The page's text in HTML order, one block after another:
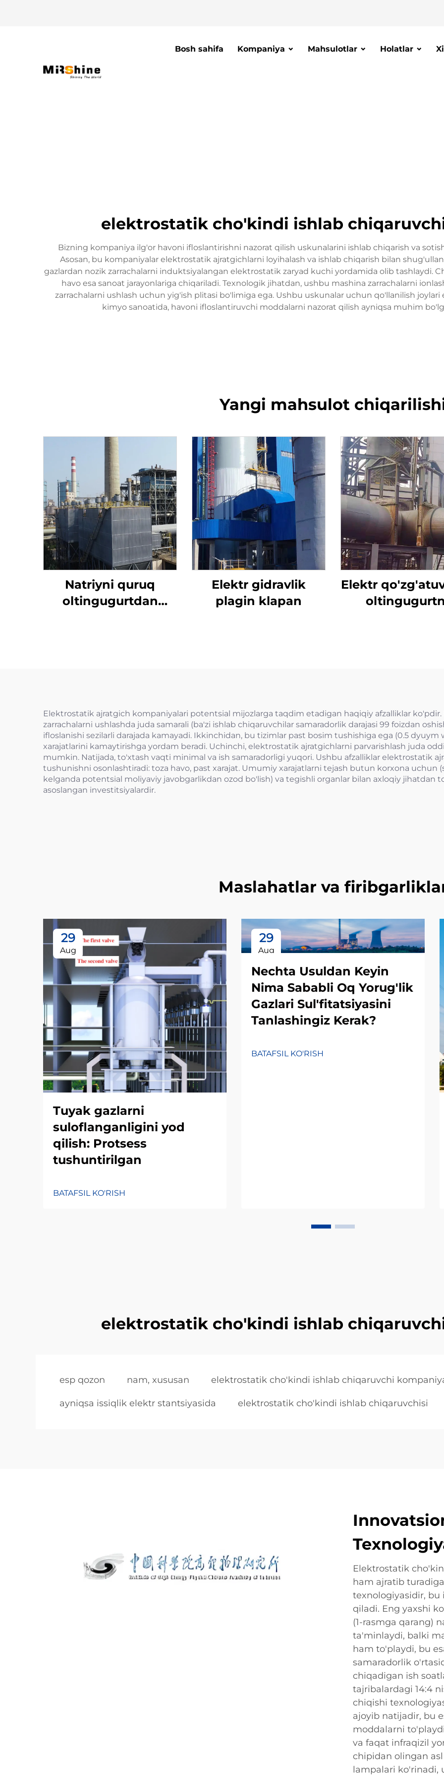
Bosh sahifa Kompaniya Mahsulotlar Holatlar
elektrostatik cho'kindi ishlab
Bizning kompaniya ilg'or havoni ifloslantirishni nazorat qilish uskunalarini ishlab chiqarish va
Asosan, bu kompaniyalar elektrostatik ajratgichlarni loyihalash va ishlab chiqarish bilan
gazlardan nozik zarrachalarni induktsiyalangan elektrostatik zaryad kuchi yordamida olib tashlaydi.
havo esa sanoat jarayonlariga chiqariladi. Texnologik jihatdan, ushbu mashina zarrachalarni
zarrachalarni ushlash uchun yig'ish plitasi bo'limiga ega. Ushbu uskunalar uchun qo'llanilish
kimyo sanoatida, havoni ifloslantiruvchi moddalarni nazorat qilish ayniqsa muhim
Yangi mahsulot
Natriyni quruq
oltingugurtdan
Elektr gidravlik
plagin klapan
Elektr
Elektrostatik ajratgich kompaniyalari potentsial mijozlarga taqdim etadigan haqiqiy afzalliklar
zarrachalarni ushlashda juda samarali (ba'zi ishlab chiqaruvchilar samaradorlik darajasi 99 foizdan
ifloslanishi sezilarli darajada kamayadi. Ikkinchidan, bu tizimlar past bosim tushishiga ega (0.5 dyuym
xarajatlarini kamaytirishga yordam beradi. Uchinchi, elektrostatik ajratgichlarni parvarishlash juda
mumkin. Natijada, to'xtash vaqti minimal va ish samaradorligi yuqori. Ushbu afzalliklar elektrostatik
tushunishni osonlashtiradi: toza havo, past xarajat. Umumiy xarajatlarni tejash butun korxona uchun
kelganda potentsial moliyaviy javobgarlikdan ozod bo'lish) va tegishli organlar bilan axloqiy jihatdan
asoslangan investitsiyalardir.
Maslahatlar va
29
Aug
Tuyak gazlarni
suloflanganligini yod
qilish: Protsess
tushuntirilgan
BATAFSIL KO'RISH
29
Aug
Nechta Usuldan Keyin
Nima Sababli Oq Yorug'lik
Gazlari Sul'fitatsiyasini
Tanlashingiz Kerak?
BATAFSIL KO'RISH
elektrostatik cho'kindi ishlab
esp qozon nam, xususan elektrostatik cho'kindi ishlab chiqaruvchi
ayniqsa issiqlik elektr stantsiyasida elektrostatik cho'kindi ishlab chiqaruvchisi
Elektrostatik
ham ajratib
texnologiyasidir, bu
qiladi. Eng yaxshi
(1-rasmga qarang)
ta'minlaydi, balki
ham to'playdi, bu
samaradorlik
chiqadigan ish
tajribalardagi 14:4
chiqishi
ajoyib natijadir, bu
moddalarni
va faqat infraqizil
chipidan olingan
lampalari ko'rinadi,